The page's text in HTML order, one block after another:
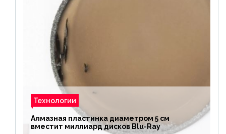
Технологии
Алмазная пластинка диаметром 5 см
вместит миллиард дисков Blu-Ray